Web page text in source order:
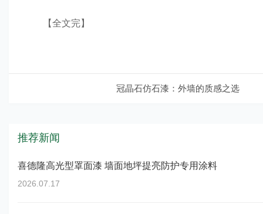
【全文完】
冠晶石仿石漆：外墙的质感之选
推荐新闻
喜德隆高光型罩面漆 墙面地坪提亮防护专用涂料
2026.07.17